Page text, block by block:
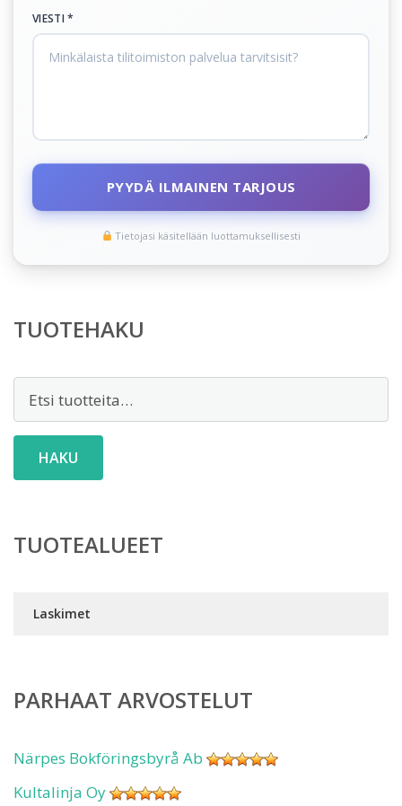
VIESTI *
PYYDÄ ILMAINEN TARJOUS
Tietojasi käsitellään luottamuksellisesti
TUOTEHAKU
HAKU
TUOTEALUEET
Laskimet
PARHAAT ARVOSTELUT
Närpes Bokföringsbyrå Ab
Kultalinja Oy